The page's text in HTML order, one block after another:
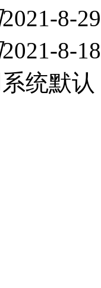
2021-8-
2021-8-
统默认